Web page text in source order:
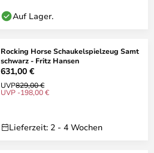
Auf Lager.
Rocking Horse Schaukelspielzeug Samt
schwarz - Fritz Hansen
631,00 €
UVP829,00 €
UVP -198,00 €
Lieferzeit: 2 - 4 Wochen